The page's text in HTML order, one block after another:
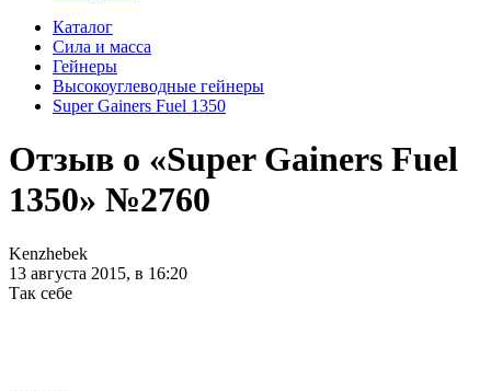
Каталог
Сила и масса
Гейнеры
Высокоуглеводные гейнеры
Super Gainers Fuel 1350
Отзыв о «Super Gainers Fuel
1350» №2760
Kenzhebek
13 августа 2015, в 16:20
Так себе